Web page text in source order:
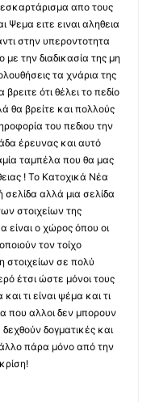
απο τους
Ψεμα ειτε ειναι αληθεια
στην υπεροντοτητα
την διαδικασία της μη
τα χνάρια της
ότι θέλει το πεδίο
θα βρείτε και πολλούς
του πεδιου την
έρευνας και αυτό
ταμπέλα που θα μας
! Το Κατοχικά Νέα
σελίδα αλλά μια σελίδα
στοιχείων της
είναι ο χώρος όπου οι
τον τοίχο
σε πολύ
έτσι ώστε μόνοι τους
τι είναι ψέμα και τι
που αλλοι δεν μπορουν
δογματικές και
πάρα μόνο από την